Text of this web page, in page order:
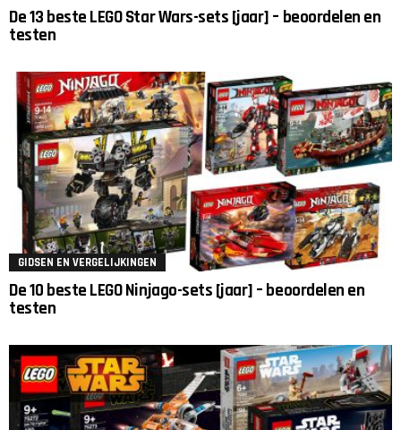
De 13 beste LEGO Star Wars-sets [jaar] – beoordelen en
testen
GIDSEN EN VERGELIJKINGEN
De 10 beste LEGO Ninjago-sets [jaar] – beoordelen en
testen